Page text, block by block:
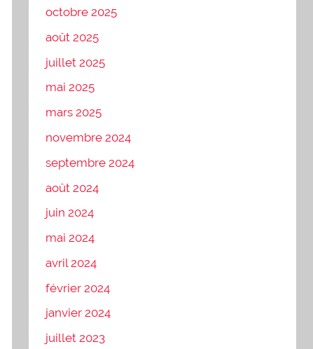
octobre 2025
août 2025
juillet 2025
mai 2025
mars 2025
novembre 2024
septembre 2024
août 2024
juin 2024
mai 2024
avril 2024
février 2024
janvier 2024
juillet 2023